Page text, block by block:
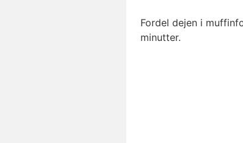
Fordel dejen i
minutter.